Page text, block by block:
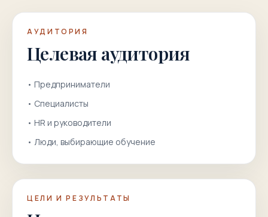
АУДИТОРИЯ
Целевая аудитория
• Предприниматели
• Специалисты
• HR и руководители
• Люди, выбирающие обучение
ЦЕЛИ И РЕЗУЛЬТАТЫ